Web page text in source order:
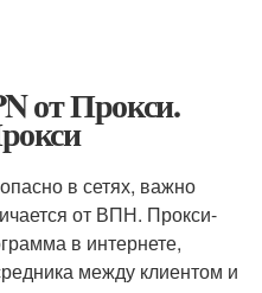
от Прокси.
в сетях, важно
от ВПН. Прокси-
в интернете,
между клиентом и